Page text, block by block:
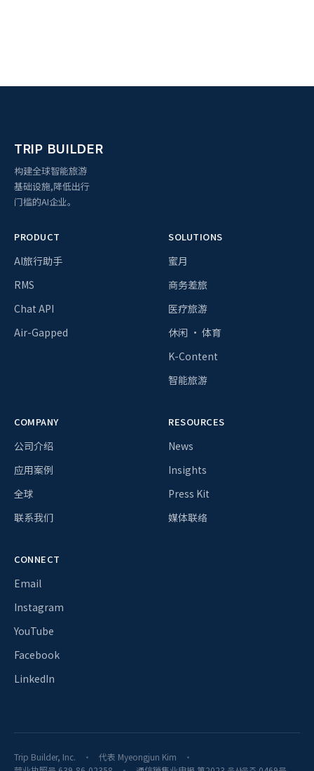
TRIP BUILDER
构建全球智能旅游
基础设施,降低出行
门槛的AI企业。
PRODUCT
AI旅行助手
RMS
Chat API
Air-Gapped
SOLUTIONS
蜜月
商务差旅
医疗旅游
休闲 · 体育
K-Content
智能旅游
COMPANY
公司介绍
应用案例
全球
联系我们
RESOURCES
News
Insights
Press Kit
媒体联络
CONNECT
Email
Instagram
YouTube
Facebook
LinkedIn
Trip Builder, Inc.
代表 Myeongjun Kim